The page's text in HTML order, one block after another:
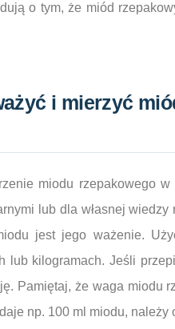
o tym, że miód
i mierzyć
miodu rzepakowego
lub dla własnej
jest jego ważenie.
lub kilogramach. Jeśli
Pamiętaj, że waga miodu
np. 100 ml miodu, należy